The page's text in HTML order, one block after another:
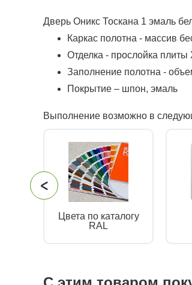
Дверь Оникс Тоскана 1 эмаль
Каркас полотна - массив
Отделка - прослойка
Заполнение полотна -
Покрытие – шпон, эмаль
Выполнение возможно в
Цвета по каталогу
RAL